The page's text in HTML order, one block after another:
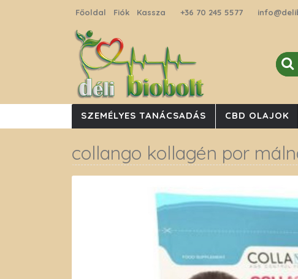
Főoldal Fiók Kassza +36 70 245 5577
SZEMÉLYES TANÁCSADÁS CBD OLAJOK
collango kollagén por